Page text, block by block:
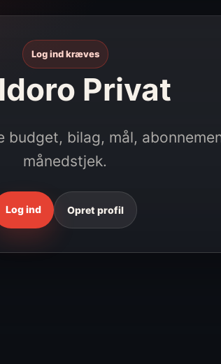
Log ind kræves
Privat
budget, bilag, mål,
månedstjek.
Log ind Opret profil